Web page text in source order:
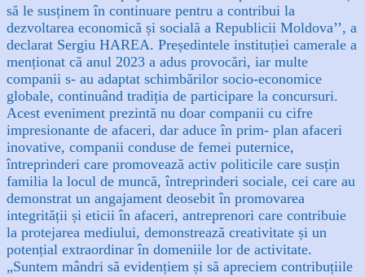
să le susținem în continuare pentru a contribui la
dezvoltarea economică și socială a Republicii Moldova’’, a
declarat Sergiu HAREA. Președintele instituției camerale a
menționat că anul 2023 a adus provocări, iar multe
companii s- au adaptat schimbărilor socio-economice
globale, continuând tradiția de participare la concursuri.
Acest eveniment prezintă nu doar companii cu cifre
impresionante de afaceri, dar aduce în prim- plan afaceri
inovative, companii conduse de femei puternice,
întreprinderi care promovează activ politicile care susțin
familia la locul de muncă, întreprinderi sociale, cei care au
demonstrat un angajament deosebit în promovarea
integrității și eticii în afaceri, antreprenori care contribuie
la protejarea mediului, demonstrează creativitate și un
potențial extraordinar în domeniile lor de activitate.
„Suntem mândri să evidențiem și să apreciem contribuțiile